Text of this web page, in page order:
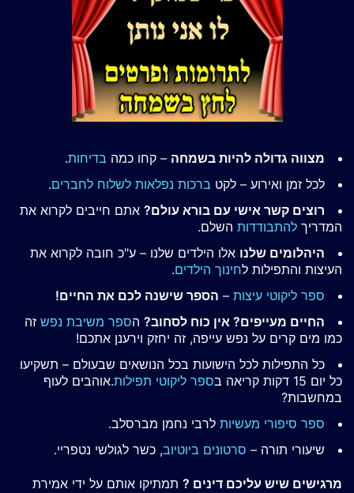
מצווה גדולה להיות בשמחה – קחו כמה בדיחות.
לכל זמן ואירוע – לקט ברכות נפלאות לשלוח לחברים.
רוצים קשר אישי עם בורא עולם? אתם חייבים לקרוא את
המדריך להתבודדות השלם.
היהלומים שלנו אלו הילדים שלנו – ע"כ חובה לקרוא את
העיצות והתפילות לחינוך הילדים.
ספר ליקוטי עיצות – הספר שישנה לכם את החיים!
החיים מעייפים? אין כוח לסחוב? הספר משיבת נפש זה
כמו מים קרים על נפש עייפה, זה יחזק וירענן אתכם!
כל התפילות לכל הישועות בכל הנושאים שבעולם – תשקיעו
כל יום 15 דקות קריאה ב
ספר ליקוטי תפילות.אוהבים לעוף
במחשבות?
ספר סיפורי מעשיות לרבי נחמן מברסלב.
שיעורי תורה – סרטונים ביוטיוב, כשר לגולשי נטפריי.
מרגישים שיש עליכם דינים ? תמתיקו אותם על ידי אמירת